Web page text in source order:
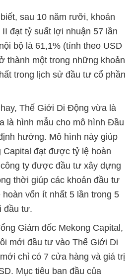
sau 10 năm rưỡi, khoản
đạt tỷ suất lợi nhuận 57 lần
bộ là 61,1% (tính theo USD
thành một trong những khoản
trong lịch sử đầu tư cổ phần
Thế Giới Di Động vừa là
là hình mẫu cho mô hình Đầu
hướng. Mô hình này giúp
Capital đạt được tỷ lệ hoàn
ty được đầu tư xây dựng
thời giúp các khoản đầu tư
vốn ít nhất 5 lần trong 5
đầu tư.
Giám đốc Mekong Capital,
mới đầu tư vào Thế Giới Di
chỉ có 7 cửa hàng và giá trị
Mục tiêu ban đầu của